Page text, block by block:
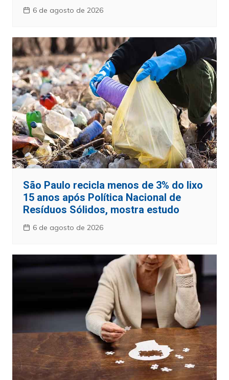
6 de agosto de 2026
São Paulo recicla menos de 3% do lixo
15 anos após Política Nacional de
Resíduos Sólidos, mostra estudo
6 de agosto de 2026